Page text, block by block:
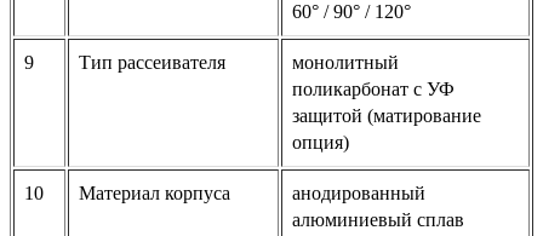
60° / 90° / 120°
9 Тип рассеивателя
монолитный
поликарбонат с УФ
защитой (матирование
опция)
10 Материал корпуса
анодированный
алюминиевый сплав